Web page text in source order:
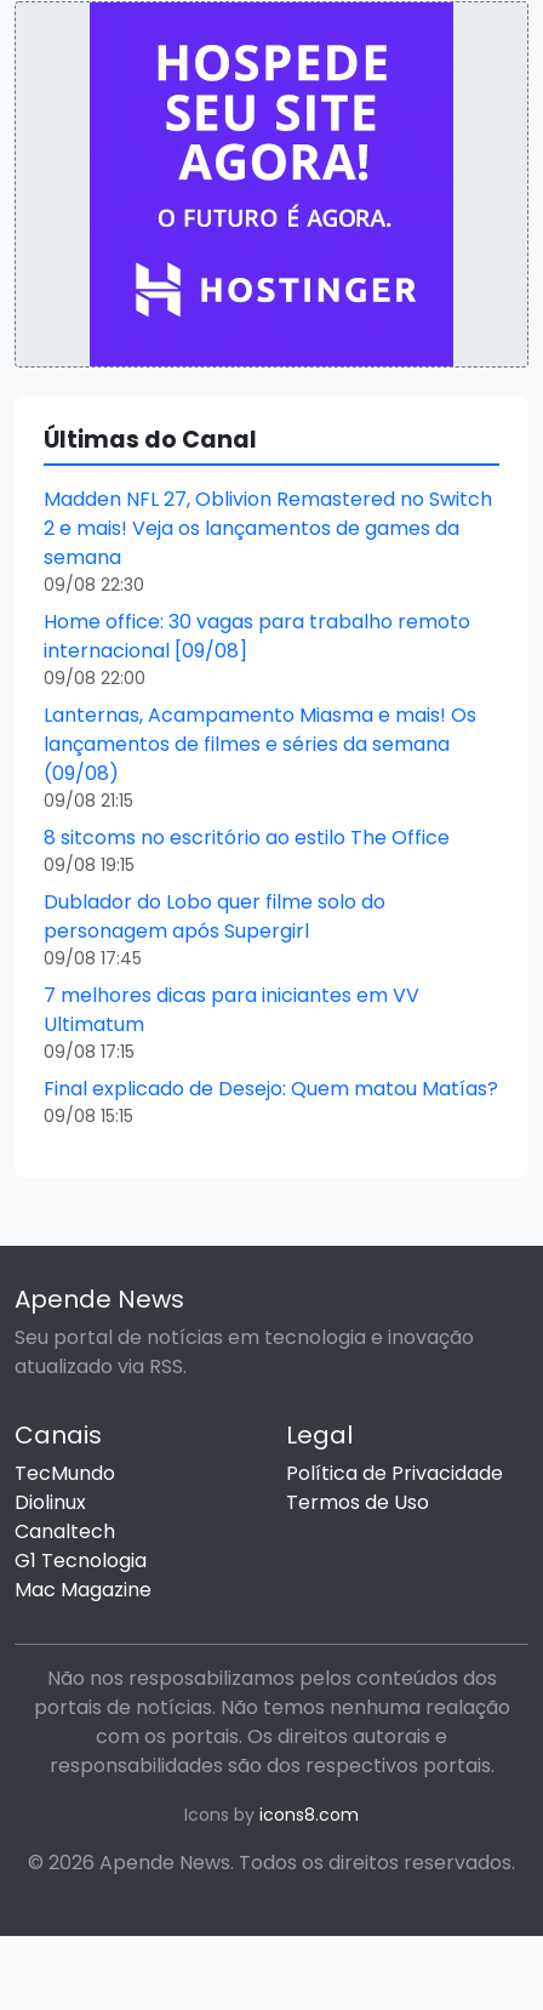
Últimas do Canal
Madden NFL 27, Oblivion Remastered no Switch
2 e mais! Veja os lançamentos de games da
semana
09/08 22:30
Home office: 30 vagas para trabalho remoto
internacional [09/08]
09/08 22:00
Lanternas, Acampamento Miasma e mais! Os
lançamentos de filmes e séries da semana
(09/08)
09/08 21:15
8 sitcoms no escritório ao estilo The Office
09/08 19:15
Dublador do Lobo quer filme solo do
personagem após Supergirl
09/08 17:45
7 melhores dicas para iniciantes em VV
Ultimatum
09/08 17:15
Final explicado de Desejo: Quem matou Matías?
09/08 15:15
Apende News
Seu portal de notícias em tecnologia e inovação
atualizado via RSS.
Canais
TecMundo
Diolinux
Canaltech
G1 Tecnologia
Mac Magazine
Legal
Política de Privacidade
Termos de Uso
Não nos resposabilizamos pelos conteúdos dos
portais de notícias. Não temos nenhuma realação
com os portais. Os direitos autorais e
responsabilidades são dos respectivos portais.
Icons by icons8.com
© 2026 Apende News. Todos os direitos reservados.